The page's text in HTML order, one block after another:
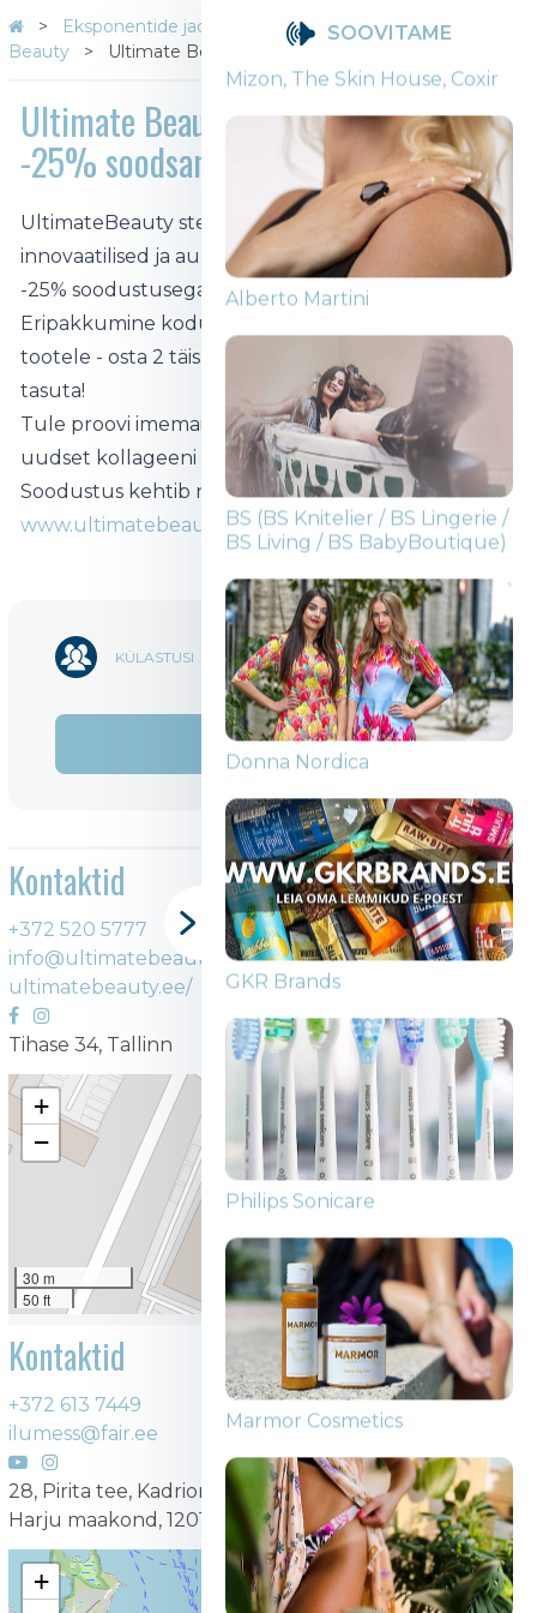
Eksponentide jaotus teemade kaupa
Ultimate
Beauty
Ultimate Beauty tootevalik kuni -25% soodsam
Ultimate Beauty tootevalik kuni
-25% soodsam
UltimateBeauty stendist leiab kvaliteetsed,
innovaatilised ja auhinnatud (ilu)vitamiinid kuni
-25% soodustusega.
Eripakkumine kodumaisele, UltimateBeauty enda
tootele - osta 2 täishinnaga toodet ja saa kolmas
tasuta!
Tule proovi imemaitsvaid iluvitamiine ning avasta
uudset kollageeni baari.
Soodustus kehtib nii kohapeal messil kui ka e-poes
www.ultimatebeauty.ee.
KÜLASTUSI 11 185
Jaga
Kontaktid
+372 520 5777
info@ultimatebeauty.ee
ultimatebeauty.ee/
Tihase 34, Tallinn
+
−
30 m
50 ft
Leaflet ©OpenStreetMap contributors
Kontaktid
+372 613 7449
ilumess@fair.ee
28, Pirita tee, Kadriorg, Kesklinna linnaosa, Tallinn,
Harju maakond, 12011, Eesti
+
SOOVITAME
Mizon, The Skin House, Coxir
Alberto Martini
BS (BS Knitelier / BS Lingerie /
BS Living / BS BabyBoutique)
Donna Nordica
GKR Brands
Philips Sonicare
Marmor Cosmetics